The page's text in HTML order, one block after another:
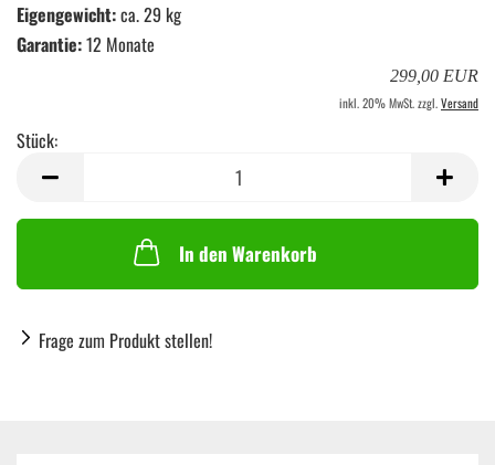
Eigengewicht:ca. 29 kg
Garantie:12 Monate
299,00 EUR
inkl. 20% MwSt. zzgl.Versand
Stück:
In den Warenkorb
Frage zum Produkt stellen!